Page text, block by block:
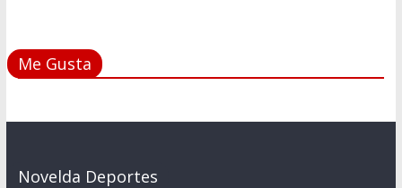
Me Gusta
Novelda Deportes